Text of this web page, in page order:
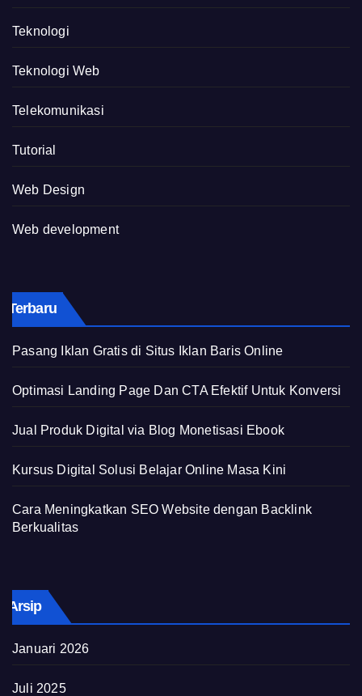
Teknologi
Teknologi Web
Telekomunikasi
Tutorial
Web Design
Web development
Terbaru
Pasang Iklan Gratis di Situs Iklan Baris Online
Optimasi Landing Page Dan CTA Efektif Untuk Konversi
Jual Produk Digital via Blog Monetisasi Ebook
Kursus Digital Solusi Belajar Online Masa Kini
Cara Meningkatkan SEO Website dengan Backlink
Berkualitas
Arsip
Januari 2026
Juli 2025